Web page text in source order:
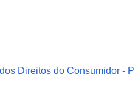
Direitos do Consumidor -